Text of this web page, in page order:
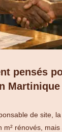
pensés
Martinique
de site,
m² rénovés,